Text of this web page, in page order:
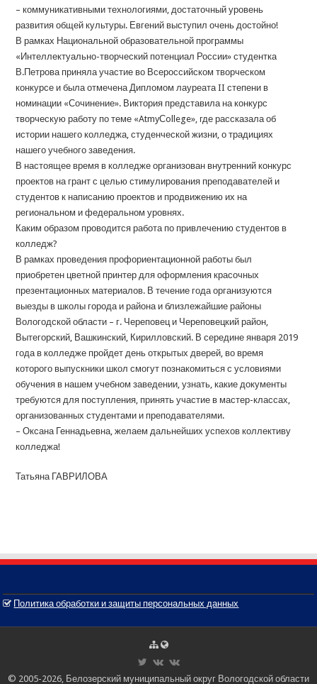
– коммуникативными технологиями, достаточный уровень
развития общей культуры. Евгений выступил очень достойно!
В рамках Национальной образовательной программы
«Интеллектуально-творческий потенциал России» студентка
В.Петрова приняла участие во Всероссийском творческом
конкурсе и была отмечена Дипломом лауреата II степени в
номинации «Сочинение». Виктория представила на конкурс
творческую работу по теме «AtmyСollege», где рассказала об
истории нашего колледжа, студенческой жизни, о традициях
нашего учебного заведения.
В настоящее время в колледже организован внутренний конкурс
проектов на грант с целью стимулирования преподавателей и
студентов к написанию проектов и продвижению их на
региональном и федеральном уровнях.
Каким образом проводится работа по привлечению студентов в
колледж?
В рамках проведения профориентационной работы был
приобретен цветной принтер для оформления красочных
презентационных материалов. В течение года организуются
выезды в школы города и района и близлежайшие районы
Вологодской области – г. Череповец и Череповецкий район,
Вытегорский, Вашкинский, Кирилловский. В середине января 2019
года в колледже пройдет день открытых дверей, во время
которого выпускники школ смогут познакомиться с условиями
обучения в нашем учебном заведении, узнать, какие документы
требуются для поступления, принять участие в мастер-классах,
организованных студентами и преподавателями.
– Оксана Геннадьевна, желаем дальнейших успехов коллективу
колледжа!
Татьяна ГАВРИЛОВА
Политика обработки и защиты персональных данных
© 2005-2026, Белозерский муниципальный округ Вологодской области